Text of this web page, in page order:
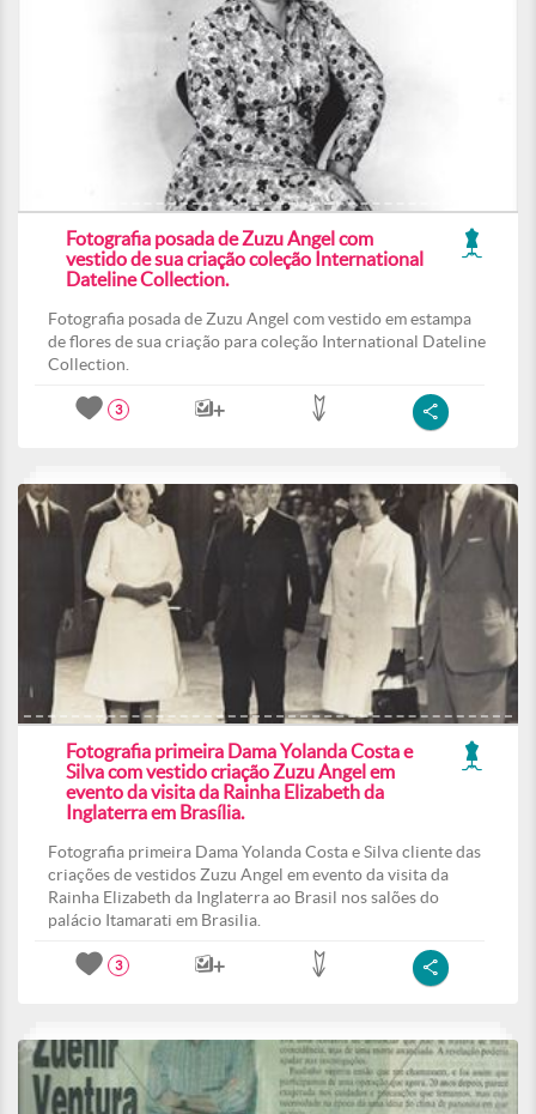
Fotografia posada de Zuzu Angel com
vestido de sua criação coleção International
Dateline Collection.
Fotografia posada de Zuzu Angel com vestido em estampa
de flores de sua criação para coleção International Dateline
Collection.
3
Fotografia primeira Dama Yolanda Costa e
Silva com vestido criação Zuzu Angel em
evento da visita da Rainha Elizabeth da
Inglaterra em Brasília.
Fotografia primeira Dama Yolanda Costa e Silva cliente das
criações de vestidos Zuzu Angel em evento da visita da
Rainha Elizabeth da Inglaterra ao Brasil nos salões do
palácio Itamarati em Brasilia.
3